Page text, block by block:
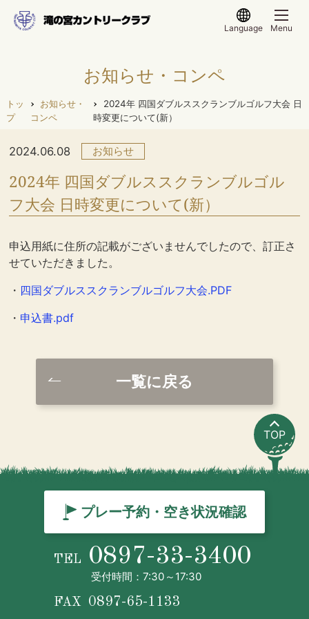
Menu
Language
お知らせ・コンペ
トッ
プ
お知らせ・
コンペ
2024年 四国ダブルススクランブルゴルフ大会 日
時変更について(新）
2024.06.08 お知らせ
2024年 四国ダブルススクランブルゴル
フ大会 日時変更について(新）
申込用紙に住所の記載がございませんでしたので、訂正さ
せていただきました。
・ 四国ダブルススクランブルゴルフ大会.PDF
・ 申込書.pdf
一覧に戻る
TOP
プレー予約・空き状況確認
TEL 0897-33-3400
受付時間：7:30～17:30
FAX 0897-65-1133